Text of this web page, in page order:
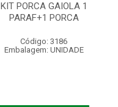
KIT PORCA GAIOLA 1
PARAF+1 PORCA
Código: 3186
Embalagem: UNIDADE